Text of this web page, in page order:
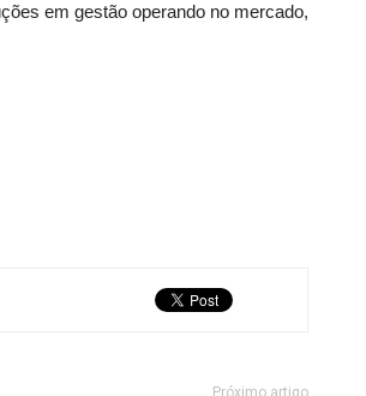
em gestão operando no mercado,
Próximo artigo